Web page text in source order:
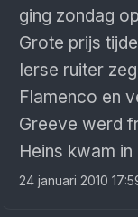
ging zondag
Grote prijs
Ierse ruiter
Flamenco en
Greeve werd
Heins kwam
24 januari 2010